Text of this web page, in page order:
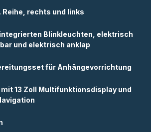
rechts und links
Blinkleuchten, elektrisch
und elektrisch anklap
für Anhängevorrichtung
13 Zoll Multifunktionsdisplay und